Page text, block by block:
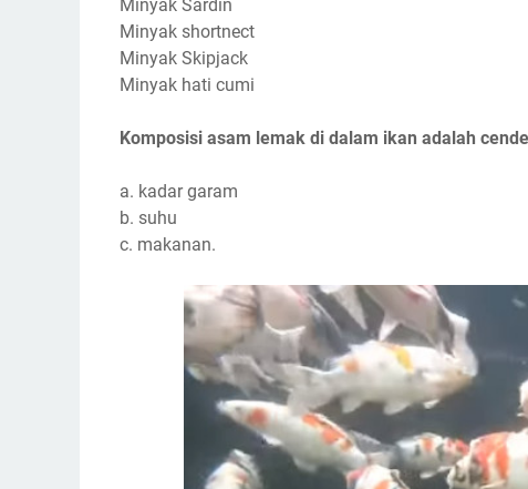
Minyak Sardin
Minyak shortnect
Minyak Skipjack
Minyak hati cumi
Komposisi asam lemak di dalam ikan adalah
a. kadar garam
b. suhu
c. makanan.